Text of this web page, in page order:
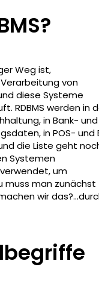
Weg ist,
von
diese Systeme
RDBMS werden in
in Bank- und
in POS- und
die Liste geht
Systemen
um
muss man zunächst
wir